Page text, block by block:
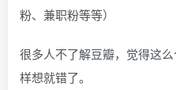
粉、兼职粉等等）
很多人不了解豆瓣，觉得这
样想就错了。